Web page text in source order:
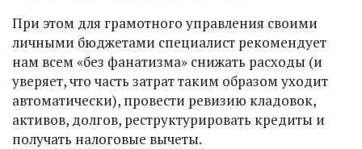
При этом для грамотного управления своими
личными бюджетами специалист рекомендует
нам всем «без фанатизма» снижать расходы (и
уверяет, что часть затрат таким образом уходит
автоматически), провести ревизию кладовок,
активов, долгов, реструктурировать кредиты и
получать налоговые вычеты.